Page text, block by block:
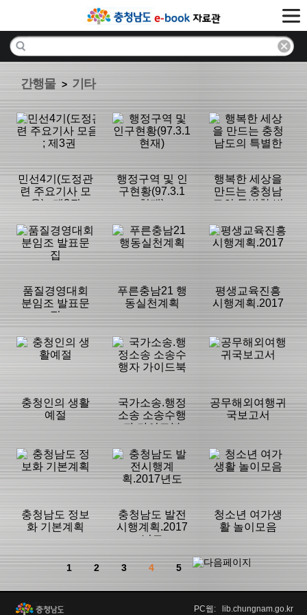
간행물 > 기타
민선4기(도정관
련 주요기사 모
음) ; 제3권
분류명 : 기타
|
2017/12/03
행정구역 및 인
구현황(97.3.1
현재)
분류명 : 기타
|
2017/12/03
행복한 세상을
만드는 충청남
도의 특별한 변
정혁신 사례집
분류명 : 기타
|
2017/12/03
품질경영대회
분임조 발표문
집
분류명 : 기타
|
2017/12/03
문:1,384
푸른충남21 행
동실천계획
분류명 : 기타
2017/12/03
문:400
평생교육진흥
시행계획.2017
분류명 : 기타
|
2017/12/03
문:49
충청인의 생활
예절
분류명 : 기타
|
등록일 :
2017/12/03
|
국가소송.행정
소송 소송수행
자 가이드북
분류명 : 기타
|
등록일 :
2017/12/03
공무해외여행귀
국보고서
분류명 : 기타
등록일 :
2017/12/03
|
충청남도 정보
화 기본계획
분류명 : 기타
충청남도 발전
시행계획.2017
년도
분류명 : 기타
청소년 여가생
활 놀이모음
1 2 3 4 5
PC웹: lib.chungnam.go.kr